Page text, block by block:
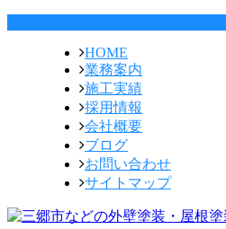
HOME
業務案内
施工実績
採用情報
会社概要
ブログ
お問い合わせ
サイトマップ